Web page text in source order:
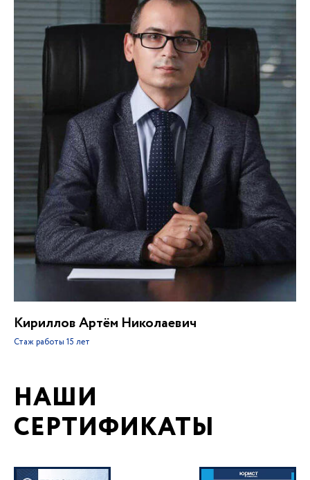
Кириллов Артём Николаевич
Стаж работы 15 лет
НАШИ
СЕРТИФИКАТЫ